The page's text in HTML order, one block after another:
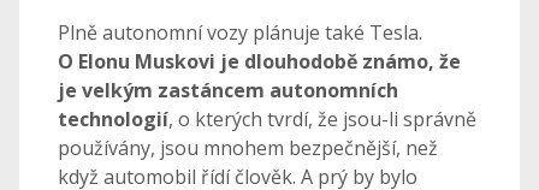
Plně autonomní vozy plánuje také Tesla.
O Elonu Muskovi je dlouhodobě známo, že
je velkým zastáncem autonomních
technologií, o kterých tvrdí, že jsou-li správně
používány, jsou mnohem bezpečnější, než
když automobil řídí člověk. A prý by bylo